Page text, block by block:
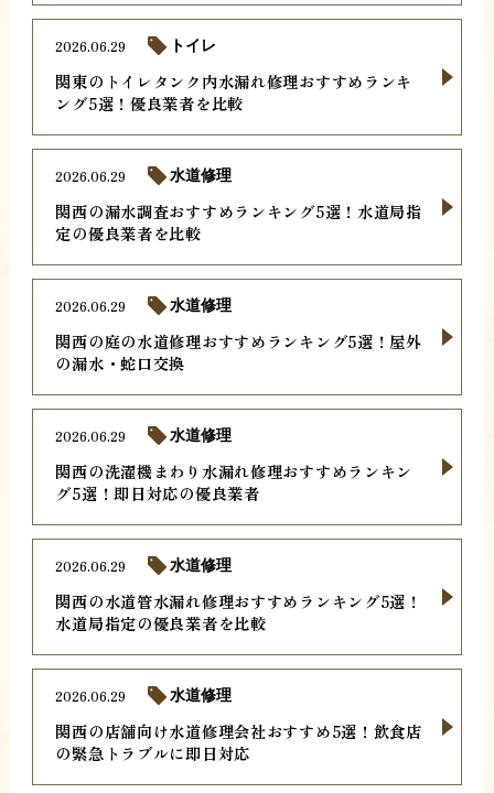
関東のトイレタンク内水漏れ修理おすすめランキ
ング5選！優良業者を比較
2026.06.29 トイレ
関西の漏水調査おすすめランキング5選！水道局指
定の優良業者を比較
2026.06.29 水道修理
関西の庭の水道修理おすすめランキング5選！屋外
の漏水・蛇口交換
2026.06.29 水道修理
関西の洗濯機まわり水漏れ修理おすすめランキン
グ5選！即日対応の優良業者
2026.06.29 水道修理
関西の水道管水漏れ修理おすすめランキング5選！
水道局指定の優良業者を比較
2026.06.29 水道修理
関西の店舗向け水道修理会社おすすめ5選！飲食店
の緊急トラブルに即日対応
2026.06.29 水道修理